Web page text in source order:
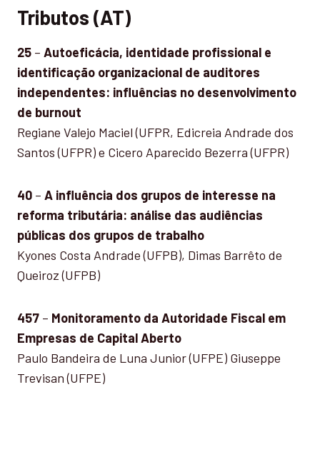
Tributos (AT)
25 – Autoeficácia, identidade profissional e
identificação organizacional de auditores
independentes: influências no desenvolvimento
de burnout
Regiane Valejo Maciel (UFPR, Edicreia Andrade dos
Santos (UFPR) e Cicero Aparecido Bezerra (UFPR)
40 – A influência dos grupos de interesse na
reforma tributária: análise das audiências
públicas dos grupos de trabalho
Kyones Costa Andrade (UFPB), Dimas Barrêto de
Queiroz (UFPB)
457 – Monitoramento da Autoridade Fiscal em
Empresas de Capital Aberto
Paulo Bandeira de Luna Junior (UFPE) Giuseppe
Trevisan (UFPE)